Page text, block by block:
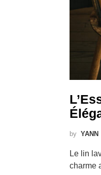
by YANN
Le lin
charme